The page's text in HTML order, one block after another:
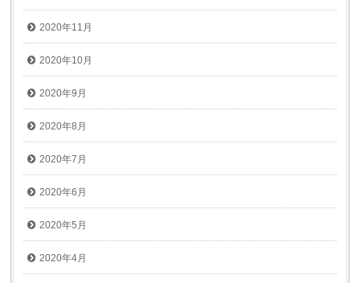
2020年11月
2020年10月
2020年9月
2020年8月
2020年7月
2020年6月
2020年5月
2020年4月